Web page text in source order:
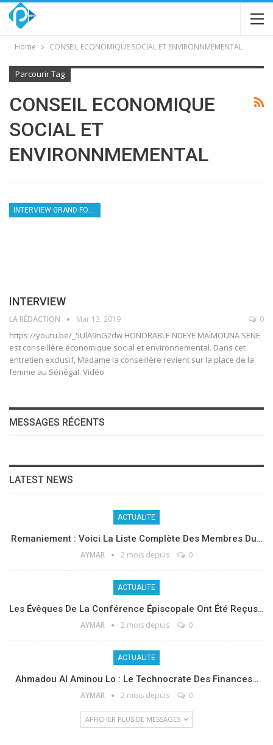
Home CONSEIL ECONOMIQUE SOCIAL ET ENVIRONNMEMENTAL
Parcourir Tag
CONSEIL ECONOMIQUE
SOCIAL ET
ENVIRONNMEMENTAL
INTERVIEW GRAND FORMAT
INTERVIEW
LA RÉDACTION Mar 13, 2019 0
https://youtu.be/_5UlA9nG2dw HONORABLE NDEYE MAÏMOUNA SENE
est conseillère économique social et environnemental. Dans cet
entretien exclusif, Madame la conseillère revient sur la place de la
femme au Sénégal. Vidéo
MESSAGES RÉCENTS
LATEST NEWS
ACTUALITE
Remaniement : Voici La Liste Complète Des Membres Du…
AYMAR 2 mois depuis 0
ACTUALITE
Les Évêques De La Conférence Épiscopale Ont Été Reçus…
AYMAR 2 mois depuis 0
ACTUALITE
Ahmadou Al Aminou Lo : Le Technocrate Des Finances…
AYMAR 2 mois depuis 0
AFFICHER PLUS DE MESSAGES